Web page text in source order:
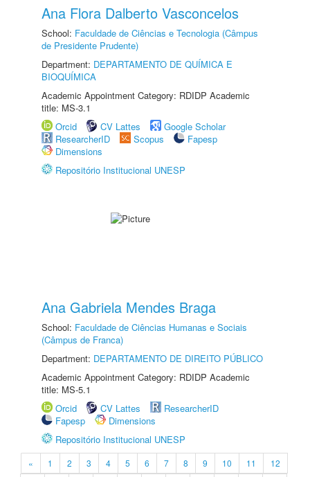
Ana Flora Dalberto Vasconcelos
School: Faculdade de Ciências e Tecnologia (Câmpus
de Presidente Prudente)
Department: DEPARTAMENTO DE QUÍMICA E
BIOQUÍMICA
Academic Appointment Category: RDIDP Academic
title: MS-3.1
Orcid
CV Lattes
Google Scholar
ResearcherID
Scopus
Fapesp
Dimensions
Repositório Institucional UNESP
Ana Gabriela Mendes Braga
School: Faculdade de Ciências Humanas e Sociais
(Câmpus de Franca)
Department: DEPARTAMENTO DE DIREITO PÚBLICO
Academic Appointment Category: RDIDP Academic
title: MS-5.1
Orcid
CV Lattes
ResearcherID
Fapesp
Dimensions
Repositório Institucional UNESP
« 1 2 3 4 5 6 7 8 9 10 11
12